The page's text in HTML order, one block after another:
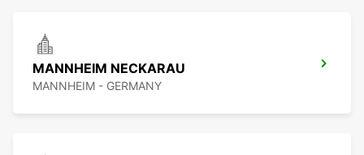
MANNHEIM NECKARAU
MANNHEIM - GERMANY